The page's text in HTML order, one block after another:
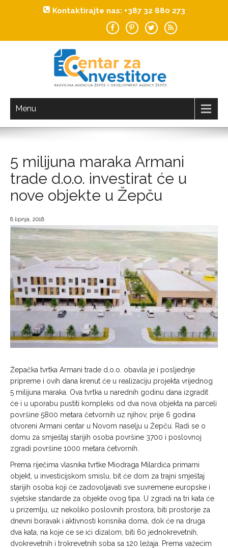
Kontaktirajte nas: +387 32 880 273
CENTAR ZA INVESTITORE
Menu
5 milijuna maraka Armani
trade d.o.o. investirat će u
nove objekte u Žepču
8 lipnja, 2018
Žepačka tvrtka Armani trade d.o.o. obavila je i posljednje
pripreme i ovih dana krenut će u realizaciju projekta vrijednog
5 milijuna maraka. Ova tvrtka u narednih godinu dana izgradit
će i u uporabu pustiti kompleks od dva nova objekta na parceli
površine 5800 metara četvornih uz njihov, prije 6 godina
otvoreni Armani centar u Novom naselju u Žepču. Radi se o
domu za smještaj starijih osoba površine 3700 i poslovnoj
zgradi površine 1000 metara četvornih.
Prema riječima vlasnika tvrtke Miodraga Milardića primarni
objekt, u investicijskom smislu, bit će dom za trajni smještaj
starijih osoba koji će zadovoljavati sve suvremene europske i
svjetske standarde za objekte ovog tipa. U zgradi na tri kata će
u prizemlju, uz nekoliko poslovnih prostora, biti prostorije za
dnevni boravak i aktivnosti korisnika doma, dok će na druga
dva kata, na koje će se ići dizalom, biti 60 jednokrevetnih,
dvokrevetnih i trokrevetnih soba sa 120 ležaja. Prema važećim